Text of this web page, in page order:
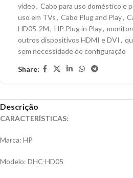
vídeo, Cabo para uso doméstico e
uso em TVs, Cabo Plug and Play,
HD05-2M, HP Plug in Play,
outros dispositivos HDMI e DVI ,
sem necessidade de configuração
Share:
Descrição
CARACTERÍSTICAS:
Marca: HP
Modelo: DHC-HD05